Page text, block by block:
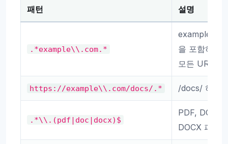
패턴 설명
.*example\\.com.*
을 포함하는
모든 URL
https://example\\.com/docs/.* /docs/ 하위
.*\\.(pdf|doc|docx)$
PDF, DOC,
DOCX 파일